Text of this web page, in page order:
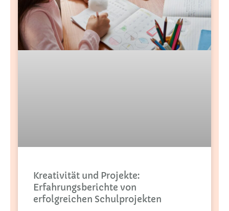
Kreativität und Projekte:
Erfahrungsberichte von
erfolgreichen Schulprojekten